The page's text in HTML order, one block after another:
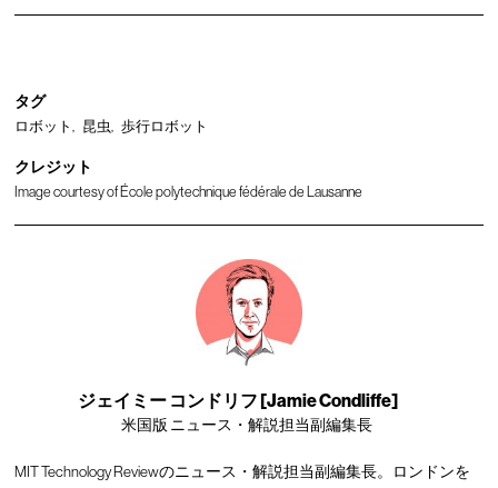
タグ
ロボット 昆虫 歩行ロボット
クレジット
Image courtesy of École polytechnique fédérale de Lausanne
ジェイミー コンドリフ [Jamie Condliffe]
米国版 ニュース・解説担当副編集長
MIT Technology Reviewのニュース・解説担当副編集長。ロンドンを